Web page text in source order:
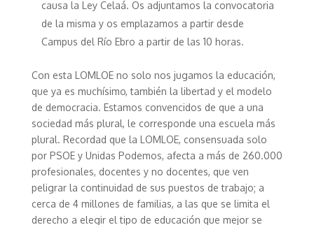
causa la Ley Celaá. Os adjuntamos la convocatoria
de la misma y os emplazamos a partir desde
Campus del Río Ebro a partir de las 10 horas.
Con esta LOMLOE no solo nos jugamos la educación,
que ya es muchísimo, también la libertad y el modelo
de democracia. Estamos convencidos de que a una
sociedad más plural, le corresponde una escuela más
plural. Recordad que la LOMLOE, consensuada solo
por PSOE y Unidas Podemos, afecta a más de 260.000
profesionales, docentes y no docentes, que ven
peligrar la continuidad de sus puestos de trabajo; a
cerca de 4 millones de familias, a las que se limita el
derecho a elegir el tipo de educación que mejor se